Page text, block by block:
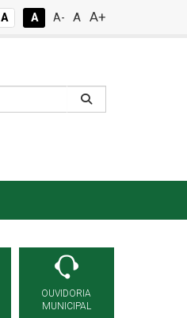
A A A- A A+
OUVIDORIA
MUNICIPAL